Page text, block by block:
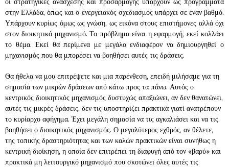
στην Ελλάδα, όπως και ο ενεργειακός σχεδιασμός υπάρχει σε έναν βαθμό.
Υπάρχουν κυρίως όμως ως γνώση, ως εικόνα στους επιστήμονες αλλά όχι
στον διοικητικό μηχανισμό. Το πρόβλημα είναι η εφαρμογή, εκεί κολλάει
το θέμα. Εκεί θα περίμενα με μεγάλο ενδιαφέρον να δημιουργηθεί ο
μηχανισμός που θα μπορέσει να βοηθήσει αυτές τις δράσεις.
Θα ήθελα να μου επιτρέψετε και μια παρένθεση, επειδή μιλήσαμε για τη
σημασία των μικρών δράσεων από κάτω προς τα πάνω. Αυτός ο
κεντρικός διοικητικός μηχανισμός δυστυχώς απαξιώνει, αν δεν θανατώνει,
αυτές τις μικρές δράσεις, δεν τις υποστηρίζει πρακτικά γιατί ανατρέπουν
το κυρίαρχο αφήγημα. Έχει μεγάλη σημασία να τις αγκαλιάσει και να τις
βοηθήσει ο διοικητικός μηχανισμός. Ο μεγαλύτερος εχθρός, αν θέλετε,
της τοπικής δραστηριότητας και των καλών πρακτικών είναι συνήθως η
κεντρική διοίκηση, η οποία δεν επιτρέπει τη διαφυγή από τον «βαρύ» και
πρακτικά μη λειτουργικό μηχανισμό που σκοτώνει όλες αυτές τις